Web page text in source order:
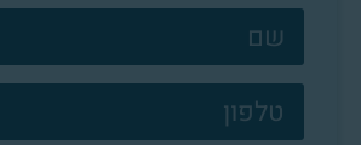
צרו
קשר
פוטר